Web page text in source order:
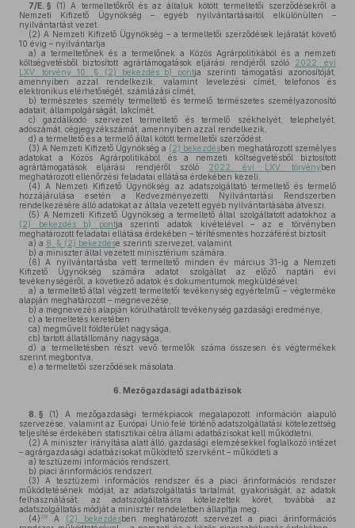
7/E. § (1) A termeltetőkről és az általuk kötött termeltetői szerződésekről a
Nemzeti Kifizető Ügynökség – egyéb nyilvántartásaitól elkülönülten –
nyilvántartást vezet.
(2) A Nemzeti Kifizető Ügynökség – a termeltetői szerződések lejáratát követő
10 évig – nyilvántartja
a) a termeltetőnek és a termelőnek a Közös Agrárpolitikából és a nemzeti
költségvetésből biztosított agrártámogatások eljárási rendjéről szóló
2022. évi
LXV. törvény 10. § (2) bekezdés b) pontja szerinti támogatási azonosítóját,
amennyiben azzal rendelkezik, valamint levelezési címét, telefonos és
elektronikus elérhetőségét, számlázási címét,
b) természetes személy termeltető és termelő természetes személyazonosító
adatait, állampolgárságát, lakcímét,
c) gazdálkodó szervezet termeltető és termelő székhelyét, telephelyét,
adószámát, cégjegyzékszámát, amennyiben azzal rendelkezik,
d) a termeltető és a termelő által kötött termeltetői szerződést.
(3) A Nemzeti Kifizető Ügynökség a (2) bekezdésben meghatározott személyes
adatokat a Közös Agrárpolitikából és a nemzeti költségvetésből biztosított
agrártámogatások eljárási rendjéről szóló 2022. évi LXV. törvényben
meghatározott ellenőrzési feladatai ellátása érdekében kezeli.
(4) A Nemzeti Kifizető Ügynökség az adatszolgáltató termeltető és termelő
hozzájárulása esetén a Kedvezményezetti Nyilvántartási Rendszerben
rendelkezésére álló adatokat az általa vezetett egyéb nyilvántartásába átveszi.
(5) A Nemzeti Kifizető Ügynökség a termeltető által szolgáltatott adatokhoz a
(2) bekezdés b) pontja szerinti adatok kivételével – az e törvényben
meghatározott feladatai ellátása érdekében – térítésmentes hozzáférést biztosít
a) a 8. § (2) bekezdése szerinti szervezet, valamint
b) a miniszter által vezetett minisztérium számára.
(6) A nyilvántartásba vett termeltető minden év március 31-ig a Nemzeti
Kifizető Ügynökség számára adatot szolgáltat az előző naptári évi
tevékenységéről, a következő adatok és dokumentumok megküldésével:
a) a termeltető által végzett termeltetői tevékenység egyértelmű – végterméke
alapján meghatározott – megnevezése,
b) a megnevezés alapján körülhatárolt tevékenység gazdasági eredménye,
c) a termeltetés keretében
ca) megművelt földterület nagysága,
cb) tartott állatállomány nagysága,
d) a termeltetésben részt vevő termelők száma összesen és végtermékek
szerint megbontva,
e) a termeltetői szerződések másolata.
6. Mezőgazdasági adatbázisok
8. § (1)
A mezőgazdasági termékpiacok megalapozott információn alapuló
szervezése, valamint az Európai Unió felé történő adatszolgáltatási kötelezettség
teljesítése érdekében statisztikai célra állami adatbázisokat kell működtetni.
(2) A miniszter irányítása alatt álló, gazdasági elemzésekkel foglalkozó intézet
– agrárgazdasági adatbázisokat működtető szervként – működteti a
a) tesztüzemi információs rendszert,
b) piaci árinformációs rendszert.
(3) A tesztüzemi információs rendszer és a piaci árinformációs rendszer
működtetésének módját, az adatszolgáltatás tartalmát, gyakoriságát, az adatok
felhasználását, az adatszolgáltatásra kötelezettek körét, továbbá az
adatszolgáltatás módját a miniszter rendeletben állapítja meg.
(4) 28 A (2) bekezdésben meghatározott szervezet a piaci árinformációs